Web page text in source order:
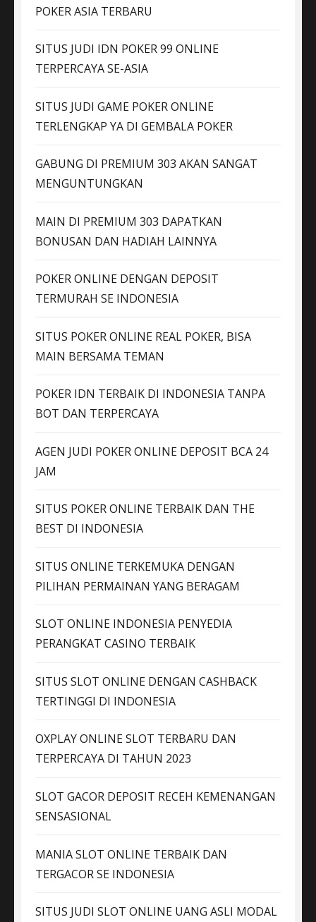
POKER ASIA TERBARU
SITUS JUDI IDN POKER 99 ONLINE
TERPERCAYA SE-ASIA
SITUS JUDI GAME POKER ONLINE
TERLENGKAP YA DI GEMBALA POKER
GABUNG DI PREMIUM 303 AKAN SANGAT
MENGUNTUNGKAN
MAIN DI PREMIUM 303 DAPATKAN
BONUSAN DAN HADIAH LAINNYA
POKER ONLINE DENGAN DEPOSIT
TERMURAH SE INDONESIA
SITUS POKER ONLINE REAL POKER, BISA
MAIN BERSAMA TEMAN
POKER IDN TERBAIK DI INDONESIA TANPA
BOT DAN TERPERCAYA
AGEN JUDI POKER ONLINE DEPOSIT BCA 24
JAM
SITUS POKER ONLINE TERBAIK DAN THE
BEST DI INDONESIA
SITUS ONLINE TERKEMUKA DENGAN
PILIHAN PERMAINAN YANG BERAGAM
SLOT ONLINE INDONESIA PENYEDIA
PERANGKAT CASINO TERBAIK
SITUS SLOT ONLINE DENGAN CASHBACK
TERTINGGI DI INDONESIA
OXPLAY ONLINE SLOT TERBARU DAN
TERPERCAYA DI TAHUN 2023
SLOT GACOR DEPOSIT RECEH KEMENANGAN
SENSASIONAL
MANIA SLOT ONLINE TERBAIK DAN
TERGACOR SE INDONESIA
SITUS JUDI SLOT ONLINE UANG ASLI MODAL